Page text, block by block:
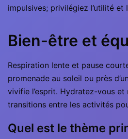
impulsives; privilégiez l’utilité et
Bien-être et
Respiration lente et pause
promenade au soleil ou près
vivifie l’esprit. Hydratez-vous et
transitions entre les activités
Quel est le thème